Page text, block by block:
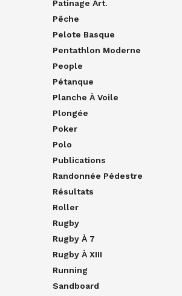
Patinage Art.
Pêche
Pelote Basque
Pentathlon Moderne
People
Pétanque
Planche À Voile
Plongée
Poker
Polo
Publications
Randonnée Pédestre
Résultats
Roller
Rugby
Rugby À 7
Rugby À XIII
Running
Sandboard